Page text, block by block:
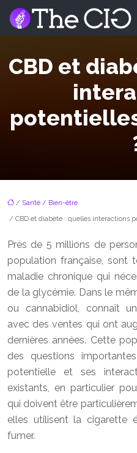
CBD et
/ Santé / Bien-être
/ CBD et diabète : quelles interactions
Près de 5 millions de
population française, sont
maladie chronique qui
de la glycémie. Dans le
ou cannabidiol, connaît
avec des ventes qui ont
dernières années. Cette
des questions
potentielle et ses
existants, en particulier
qui doivent être
elles utilisent la cigarette
fumer.